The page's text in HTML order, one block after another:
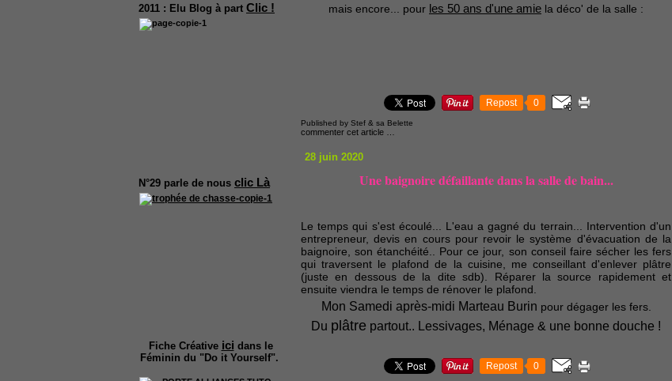
2011 : Elu Blog à part Clic !
N°29 parle de nous clic Là
Fiche Créative ici dans le
Féminin du "Do it Yourself".
mais encore... pour les 50 ans d'une amie la déco' de la salle :
Repost 0
Published by Stef & sa Belette
commenter cet article
28 juin 2020
Une baignoire défaillante dans la salle de bain...
Le temps qui s'est écoulé... L'eau a gagné du terrain... Intervention d'un
entrepreneur, devis en cours pour revoir le système d'évacuation de la
baignoire, son étanchéité.. Pour ce jour, son conseil faire sécher les fers
qui traversent le plafond de la cuisine, me conseillant d'enlever plâtre
(juste en dessous de la dite sdb). Réparer la source rapidement et
ensuite viendra le temps de rénover le plafond.
Mon Samedi après-midi Marteau Burin pour dégager les fers.
Du plâtre partout.. Lessivages, Ménage & une bonne douche !
Repost 0